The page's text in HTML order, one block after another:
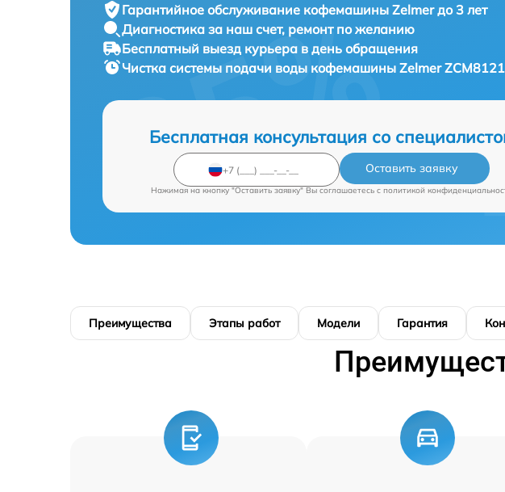
Гарантийное обслуживание кофемашины Zelmer до 3 лет
Диагностика за наш счет, ремонт по желанию
Бесплатный выезд курьера в день обращения
Чистка системы подачи воды кофемашины Zelmer
Бесплатная консультация со
Оставить заявку
Нажимая на кнопку "Оставить заявку" Вы соглашаетесь c политикой
Преимущества Этапы работ Модели Гарантия